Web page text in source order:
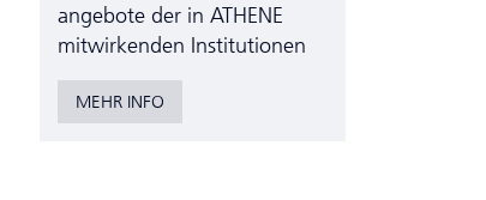
angebote der in ATHENE
mitwirkenden Institutionen
MEHR INFO